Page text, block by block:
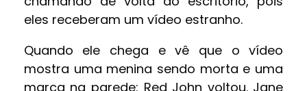
eles receberam um vídeo estranho.
Quando ele chega e vê que o vídeo
mostra uma menina sendo morta e uma
marca na parede: Red John voltou. Jane